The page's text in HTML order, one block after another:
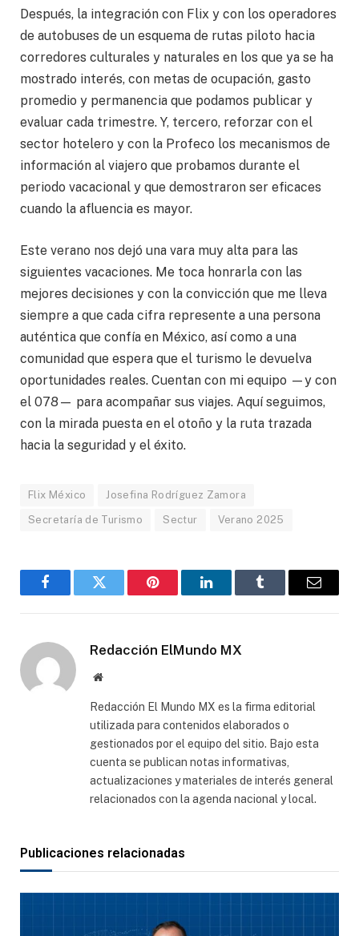
Después, la integración con Flix y con los operadores
de autobuses de un esquema de rutas piloto hacia
corredores culturales y naturales en los que ya se ha
mostrado interés, con metas de ocupación, gasto
promedio y permanencia que podamos publicar y
evaluar cada trimestre. Y, tercero, reforzar con el
sector hotelero y con la Profeco los mecanismos de
información al viajero que probamos durante el
periodo vacacional y que demostraron ser eficaces
cuando la afluencia es mayor.
Este verano nos dejó una vara muy alta para las
siguientes vacaciones. Me toca honrarla con las
mejores decisiones y con la convicción que me lleva
siempre a que cada cifra represente a una persona
auténtica que confía en México, así como a una
comunidad que espera que el turismo le devuelva
oportunidades reales. Cuentan con mi equipo —y con
el 078— para acompañar sus viajes. Aquí seguimos,
con la mirada puesta en el otoño y la ruta trazada
hacia la seguridad y el éxito.
Flix México Josefina Rodríguez Zamora
Secretaría de Turismo Sectur Verano 2025
FacebookGorjeo Pinterest LinkedInTumblr
Correo
Redacción ElMundo MX
Sitio
Redacción El Mundo MX es la firma editorial
utilizada para contenidos elaborados o
gestionados por el equipo del sitio. Bajo esta
cuenta se publican notas informativas,
actualizaciones y materiales de interés general
relacionados con la agenda nacional y local.
Publicaciones relacionadas